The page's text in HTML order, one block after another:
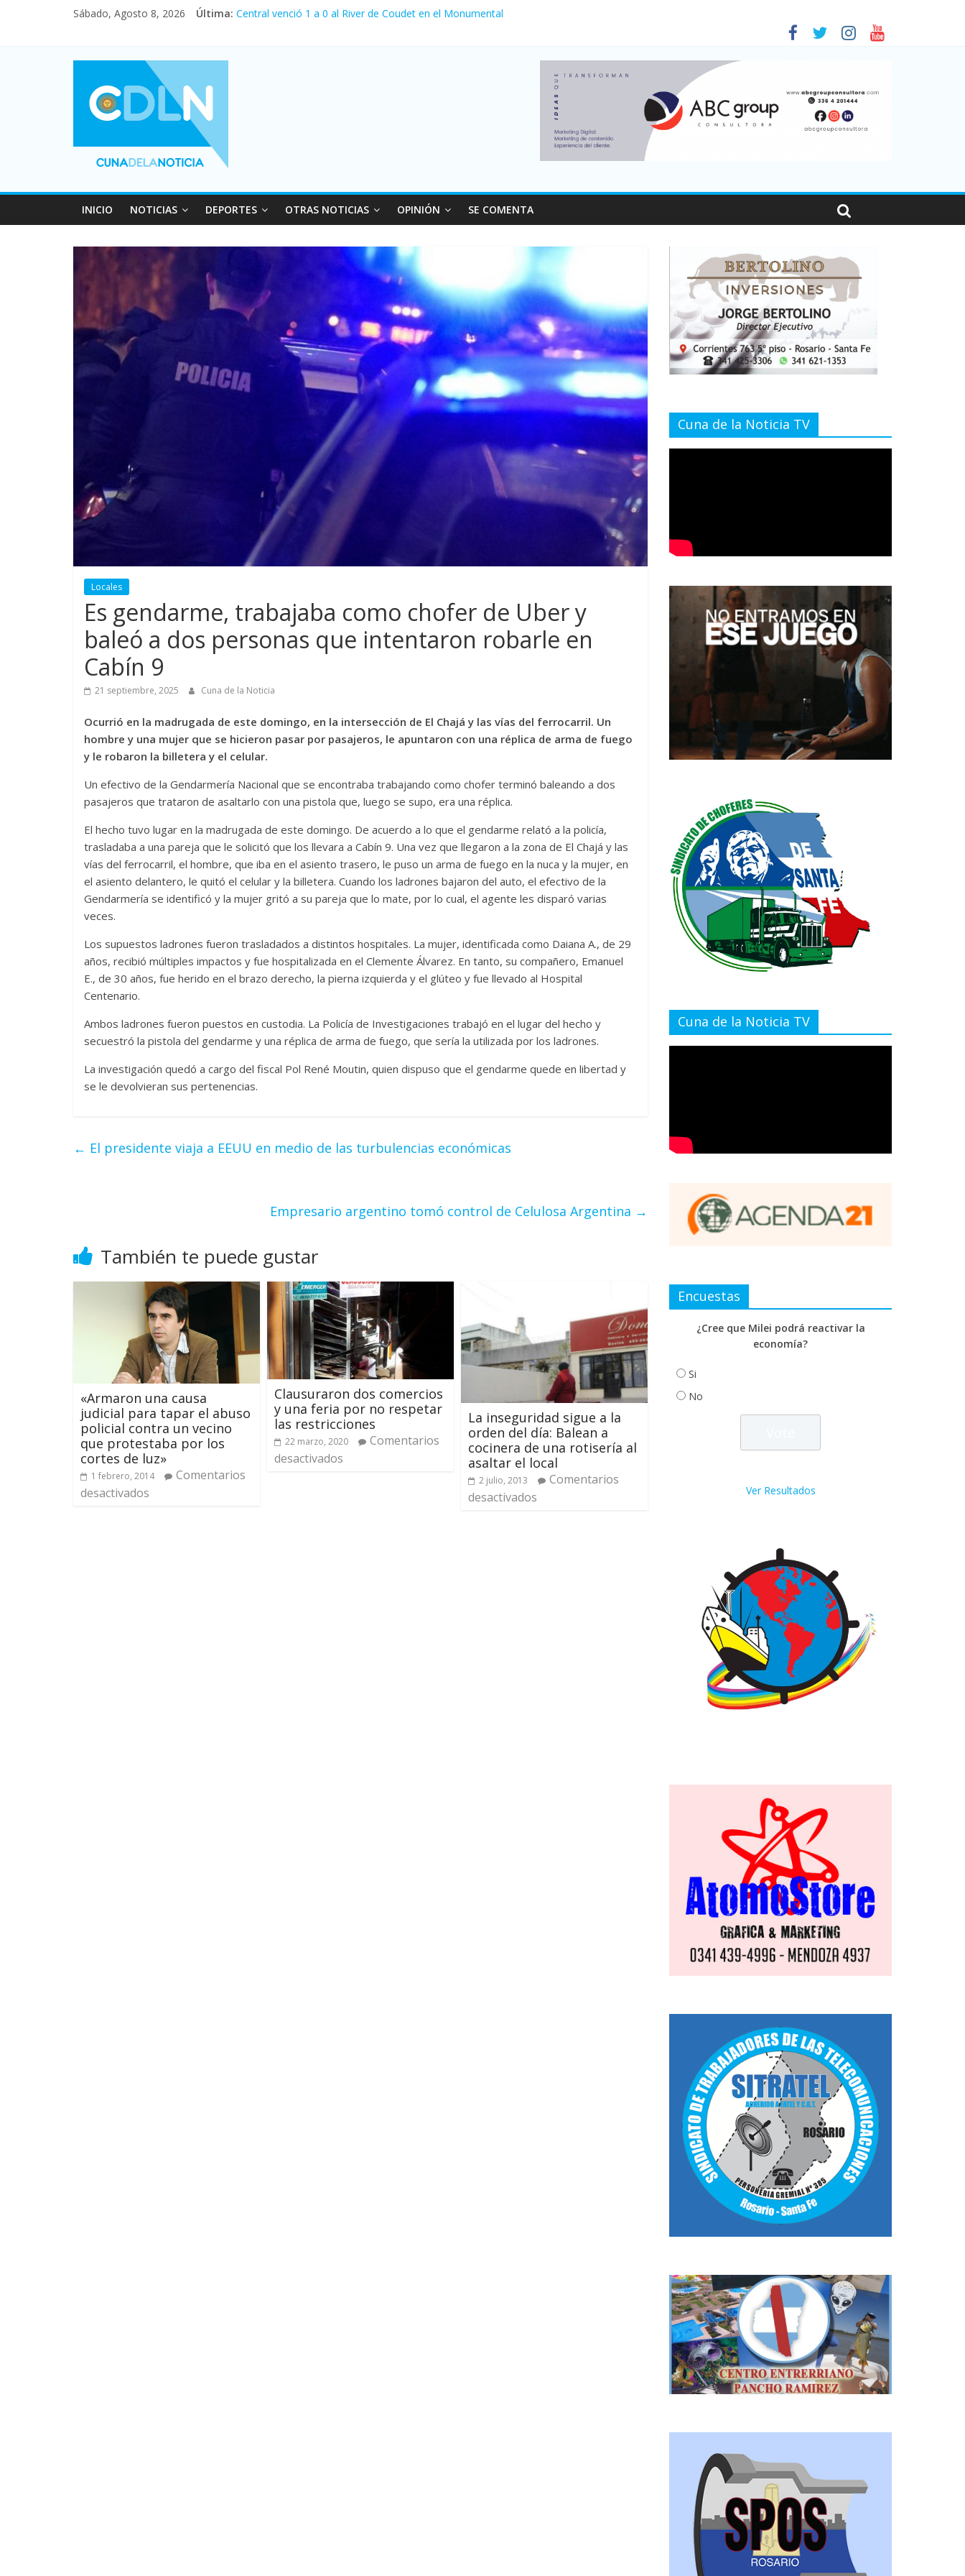
Sábado, Agosto 8, 2026 Última: Central venció 1 a 0 al River de Coudet en el Monumental
Vacaciones de invierno con más movimiento y consumo turístico: 4,6 millones de personas viajaron por el país, un 5,9% más que en 2025
Fuerte caída de la venta de autos usados en julio: bajó un 12,6% interanual
INICIO NOTICIAS DEPORTES OTRAS NOTICIAS OPINIÓN SE COMENTA
Locales
Es gendarme, trabajaba como chofer de Uber y
baleó a dos personas que intentaron robarle en
Cabín 9
21 septiembre, 2025 Cuna de la Noticia
Ocurrió en la madrugada de este domingo, en la intersección de El Chajá y las vías del ferrocarril. Un
hombre y una mujer que se hicieron pasar por pasajeros, le apuntaron con una réplica de arma de fuego
y le robaron la billetera y el celular.
Un efectivo de la Gendarmería Nacional que se encontraba trabajando como chofer terminó baleando a dos
pasajeros que trataron de asaltarlo con una pistola que, luego se supo, era una réplica.
El hecho tuvo lugar en la madrugada de este domingo. De acuerdo a lo que el gendarme relató a la policía,
trasladaba a una pareja que le solicitó que los llevara a Cabín 9. Una vez que llegaron a la zona de El Chajá y las
vías del ferrocarril, el hombre, que iba en el asiento trasero, le puso un arma de fuego en la nuca y la mujer, en
el asiento delantero, le quitó el celular y la billetera. Cuando los ladrones bajaron del auto, el efectivo de la
Gendarmería se identificó y la mujer gritó a su pareja que lo mate, por lo cual, el agente les disparó varias
veces.
Los supuestos ladrones fueron trasladados a distintos hospitales. La mujer, identificada como Daiana A., de 29
años, recibió múltiples impactos y fue hospitalizada en el Clemente Álvarez. En tanto, su compañero, Emanuel
E., de 30 años, fue herido en el brazo derecho, la pierna izquierda y el glúteo y fue llevado al Hospital
Centenario.
Ambos ladrones fueron puestos en custodia. La Policía de Investigaciones trabajó en el lugar del hecho y
secuestró la pistola del gendarme y una réplica de arma de fuego, que sería la utilizada por los ladrones.
La investigación quedó a cargo del fiscal Pol René Moutin, quien dispuso que el gendarme quede en libertad y
se le devolvieran sus pertenencias.
← El presidente viaja a EEUU en medio de las turbulencias económicas
Empresario argentino tomó control de Celulosa Argentina →
También te puede gustar
«Armaron una causa
judicial para tapar el abuso
policial contra un vecino
que protestaba por los
cortes de luz»
1 febrero, 2014
Comentarios
desactivados
Clausuraron dos comercios
y una feria por no respetar
las restricciones
22 marzo, 2020
Comentarios
desactivados
La inseguridad sigue a la
orden del día: Balean a
cocinera de una rotisería al
asaltar el local
2 julio, 2013
Comentarios
desactivados
Cuna de la Noticia TV
Cuna de la Noticia TV
Encuestas
¿Cree que Milei podrá reactivar la
economía?
Si
No
Ver Resultados